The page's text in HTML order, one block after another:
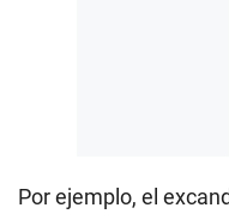
Por ejemplo, el